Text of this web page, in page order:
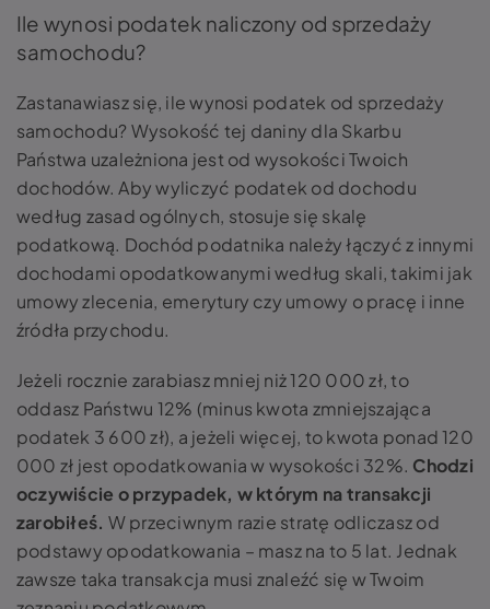
Ile wynosi podatek naliczony od sprzedaży
samochodu?
Zastanawiasz się, ile wynosi podatek od sprzedaży
samochodu? Wysokość tej daniny dla Skarbu
Państwa uzależniona jest od wysokości Twoich
dochodów. Aby wyliczyć podatek od dochodu
według zasad ogólnych, stosuje się skalę
podatkową. Dochód podatnika należy łączyć z innymi
dochodami opodatkowanymi według skali, takimi jak
umowy zlecenia, emerytury czy umowy o pracę i inne
źródła przychodu.
Jeżeli rocznie zarabiasz mniej niż 120 000 zł, to
oddasz Państwu 12% (minus kwota zmniejszająca
podatek 3 600 zł), a jeżeli więcej, to kwota ponad 120
000 zł jest opodatkowania w wysokości 32%. Chodzi
oczywiście o przypadek, w którym na transakcji
zarobiłeś. W przeciwnym razie stratę odliczasz od
podstawy opodatkowania – masz na to 5 lat. Jednak
zawsze taka transakcja musi znaleźć się w Twoim